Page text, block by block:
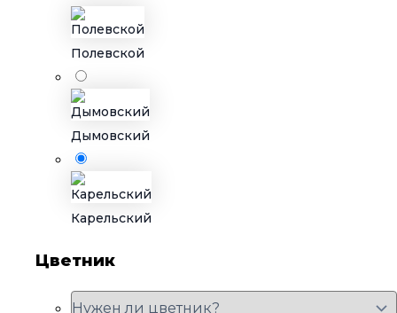
Карельский
Дымовский
Полевской
Цветник